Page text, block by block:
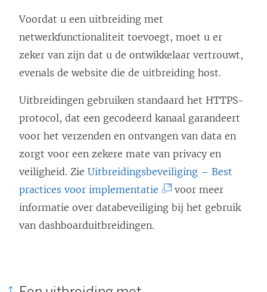
Voordat u een uitbreiding met
netwerkfunctionaliteit toevoegt, moet u er
zeker van zijn dat u de ontwikkelaar vertrouwt,
evenals de website die de uitbreiding host.
Uitbreidingen gebruiken standaard het HTTPS-
protocol, dat een gecodeerd kanaal garandeert
voor het verzenden en ontvangen van data en
zorgt voor een zekere mate van privacy en
veiligheid. Zie Uitbreidingsbeveiliging – Best
practices voor implementatie
L
voor meer
informatie over databeveiliging bij het gebruik
van dashboarduitbreidingen.